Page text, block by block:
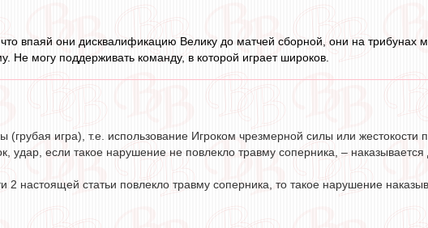
впаяй они дисквалификацию Велику до матчей сборной, они на трибунах
Не могу поддерживать команду, в которой играет широков.
игра), т.е. использование Игроком чрезмерной силы или жестокости
удар, если такое нарушение не повлекло травму соперника, –
2 настоящей статьи повлекло травму соперника, то такое нарушение